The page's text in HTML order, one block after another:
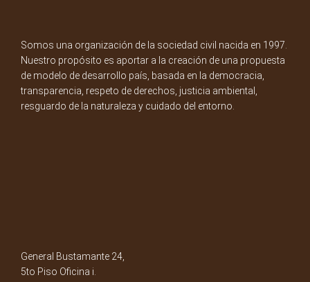
Somos una organización de la sociedad civil nacida en 1997.
Nuestro propósito es aportar a la creación de una propuesta
de modelo de desarrollo país, basada en la democracia,
transparencia, respeto de derechos, justicia ambiental,
resguardo de la naturaleza y cuidado del entorno.
General Bustamante 24,
5to Piso Oficina i.